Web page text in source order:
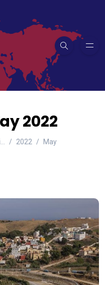
2022
2022 May